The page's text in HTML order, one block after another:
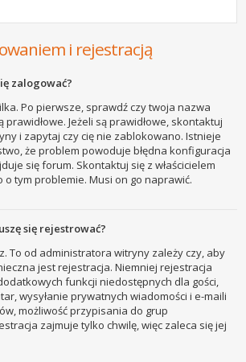
i rejestracją
zalogować?
Po pierwsze, sprawdź czy twoja nazwa
prawidłowe. Jeżeli są prawidłowe, skontaktuj
i zapytaj czy cię nie zablokowano. Istnieje
że problem powoduje błędna konfiguracja
się forum. Skontaktuj się z właścicielem
o tym problemie. Musi on go naprawić.
się rejestrować?
To od administratora witryny zależy czy, aby
jest rejestracja. Niemniej rejestracja
funkcji niedostępnych dla gości,
wysyłanie prywatnych wiadomości i e-maili
możliwość przypisania do grup
zajmuje tylko chwilę, więc zaleca się jej